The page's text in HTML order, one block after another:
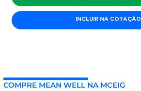
INCLUIR NA COTAÇÃO
COMPRE MEAN WELL NA MCEIG